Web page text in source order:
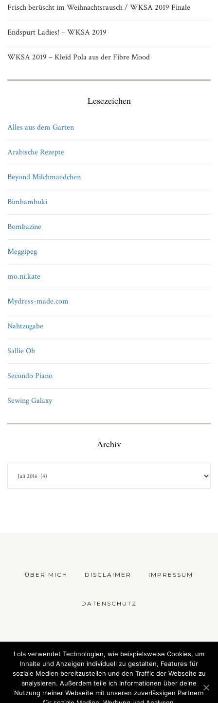
Frisch berüscht im Weihnachtsrausch / WKSA 2019 Finale
Endspurt Ladies! – WKSA 2019
WKSA 2019 – Kleid Pola aus der Fibre Mood
Lesezeichen
Alles aus dem Garten
Arabische Rezepte
Beyond Milchmaedchen
Bimbambuki
Bombazine
Meggipeg
mo.ni.kate
Mydress-made.com
Nahtzugabe
Sallie Oh
Secondo Piano
Sewing Galaxy
Archiv
ÜBER MICH DISCLAIMER IMPRESSUM
DATENSCHUTZ
Lola verwendet Technologien, wie beispielsweise Cookies, um
Inhalte und Anzeigen individuell zu gestalten, Features für
soziale Medien bereitzustellen und den Traffic der Webseite zu
analysieren. Außerdem teile ich Informationen über deine
Nutzung meiner Webseite mit unseren zuverlässigen Partnern